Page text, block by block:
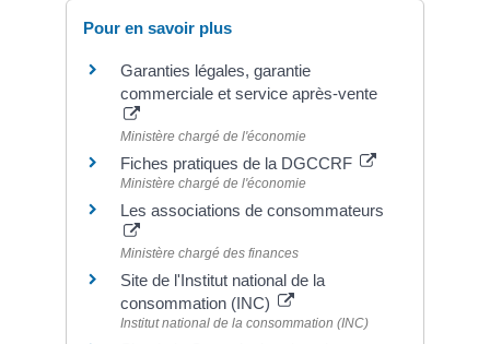
Pour en savoir plus
Garanties légales, garantie
commerciale et service après-vente
Ministère chargé de l'économie
Fiches pratiques de la DGCCRF
Ministère chargé de l'économie
Les associations de consommateurs
Ministère chargé des finances
Site de l'Institut national de la
consommation (INC)
Institut national de la consommation (INC)